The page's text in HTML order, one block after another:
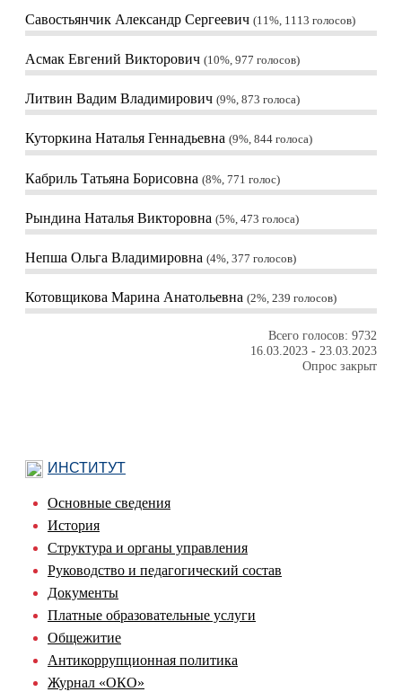
Савостьянчик Александр Сергеевич 11%, 1113 голосов
Асмак Евгений Викторович 10%, 977 голосов
Литвин Вадим Владимирович 9%, 873 голоса
Куторкина Наталья Геннадьевна 9%, 844 голоса
Кабриль Татьяна Борисовна 8%, 771 голос
Рындина Наталья Викторовна 5%, 473 голоса
Непша Ольга Владимировна 4%, 377 голосов
Котовщикова Марина Анатольевна 2%, 239 голосов
Всего голосов: 9732
16.03.2023 - 23.03.2023
Опрос закрыт
ИНСТИТУТ
Основные сведения
История
Структура и органы управления
Руководство и педагогический состав
Документы
Платные образовательные услуги
Общежитие
Антикоррупционная политика
Журнал «ОКО»